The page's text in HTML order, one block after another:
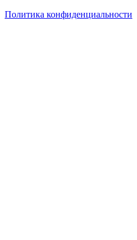
Политика конфиденциальности